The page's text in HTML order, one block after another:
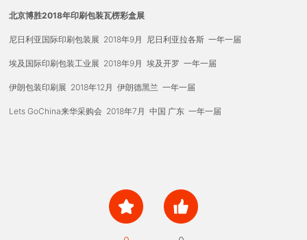
北京博胜2018年印刷包装瓦楞彩盒展
尼日利亚国际印刷包装展 2018年9月 尼日利亚拉各斯 一年一届
埃及国际印刷包装工业展 2018年9月 埃及开罗 一年一届
伊朗包装印刷展 2018年12月 伊朗德黑兰 一年一届
Lets GoChina来华采购会 2018年7月 中国 广东 一年一届